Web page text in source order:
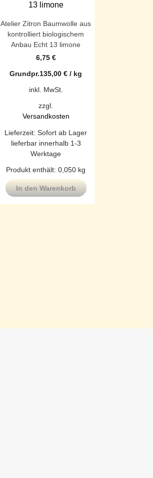
Atelier Zitron Baumwolle aus
kontrolliert biologischem
Anbau Echt 13 limone
6,75 €
Grundpr.135,00 € / kg
inkl. MwSt.
zzgl.
Versandkosten
Lieferzeit: Sofort ab Lager
lieferbar innerhalb 1-3
Werktage
Produkt enthält: 0,050 kg
In den Warenkorb